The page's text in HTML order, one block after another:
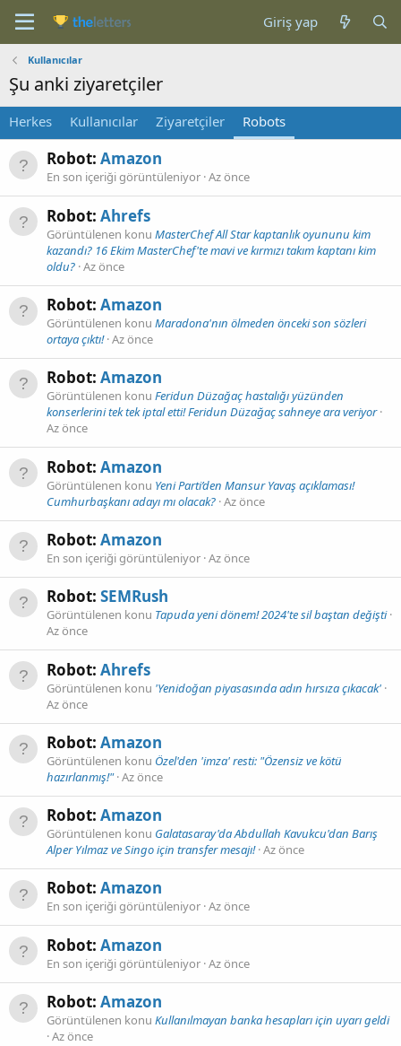
Giriş yap
Kullanıcılar
Şu anki ziyaretçiler
Herkes Kullanıcılar Ziyaretçiler Robots
Robot: Amazon
En son içeriği görüntüleniyor Az önce
Robot: Ahrefs
Görüntülenen konu MasterChef All Star kaptanlık oyununu kim
kazandı? 16 Ekim MasterChef'te mavi ve kırmızı takım kaptanı kim
oldu? Az önce
Robot: Amazon
Görüntülenen konu Maradona'nın ölmeden önceki son sözleri
ortaya çıktı! Az önce
Robot: Amazon
Görüntülenen konu Feridun Düzağaç hastalığı yüzünden
konserlerini tek tek iptal etti! Feridun Düzağaç sahneye ara veriyor
Az önce
Robot: Amazon
Görüntülenen konu Yeni Parti’den Mansur Yavaş açıklaması!
Cumhurbaşkanı adayı mı olacak? Az önce
Robot: Amazon
En son içeriği görüntüleniyor Az önce
Robot: SEMRush
Görüntülenen konu Tapuda yeni dönem! 2024'te sil baştan değişti
Az önce
Robot: Ahrefs
Görüntülenen konu 'Yenidoğan piyasasında adın hırsıza çıkacak'
Az önce
Robot: Amazon
Görüntülenen konu Özel'den 'imza' resti: "Özensiz ve kötü
hazırlanmış!" Az önce
Robot: Amazon
Görüntülenen konu Galatasaray'da Abdullah Kavukcu'dan Barış
Alper Yılmaz ve Singo için transfer mesajı! Az önce
Robot: Amazon
En son içeriği görüntüleniyor Az önce
Robot: Amazon
En son içeriği görüntüleniyor Az önce
Robot: Amazon
Görüntülenen konu Kullanılmayan banka hesapları için uyarı geldi
Az önce